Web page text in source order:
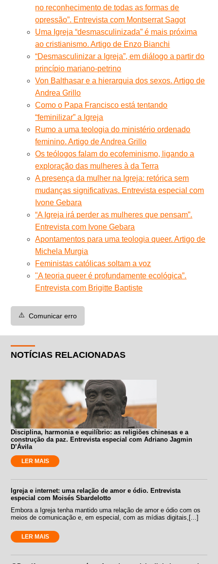
no reconhecimento de todas as formas de
opressão”. Entrevista com Montserrat Sagot
Uma Igreja “desmasculinizada” é mais próxima
ao cristianismo. Artigo de Enzo Bianchi
“Desmasculinizar a Igreja”, em diálogo a partir do
princípio mariano-petrino
Von Balthasar e a hierarquia dos sexos. Artigo de
Andrea Grillo
Como o Papa Francisco está tentando
“feminilizar” a Igreja
Rumo a uma teologia do ministério ordenado
feminino. Artigo de Andrea Grillo
Os teólogos falam do ecofeminismo, ligando a
exploração das mulheres à da Terra
A presença da mulher na Igreja: retórica sem
mudanças significativas. Entrevista especial com
Ivone Gebara
“A Igreja irá perder as mulheres que pensam”.
Entrevista com Ivone Gebara
Apontamentos para uma teologia queer. Artigo de
Michela Murgia
Feministas católicas soltam a voz
"A teoria queer é profundamente ecológica”.
Entrevista com Brigitte Baptiste
⚠️ Comunicar erro
NOTÍCIAS RELACIONADAS
Disciplina, harmonia e equilíbrio: as religiões chinesas e a
construção da paz. Entrevista especial com Adriano Jagmin
D’Ávila
LER MAIS
Igreja e internet: uma relação de amor e ódio. Entrevista
especial com Moisés Sbardelotto
Embora a Igreja tenha mantido uma relação de amor e ódio com os
meios de comunicação e, em especial, com as mídias digitais,[...]
LER MAIS